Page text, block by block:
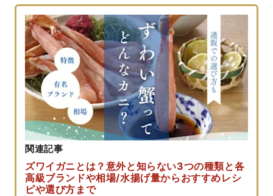
関連記事
ズワイガニとは？意外と知らない3つの種類と各
高級ブランドや相場/水揚げ量からおすすめレシ
ピや選び方まで